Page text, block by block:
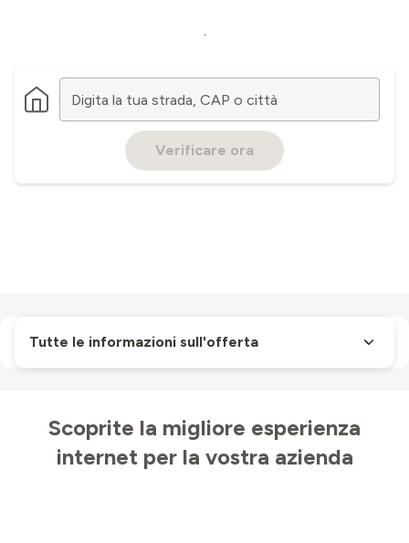
.
Digita la tua strada, CAP o città
Verificare ora
Tutte le informazioni sull'offerta
Scoprite la migliore esperienza
internet per la vostra azienda